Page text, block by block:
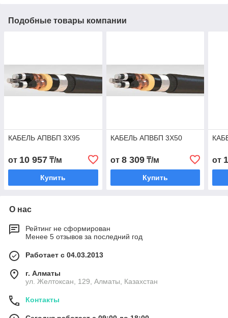
Подобные товары компании
КАБЕЛЬ АПВБП 3Х95
от 10 957 ₸/м
Купить
КАБЕЛЬ АПВБП 3Х50
от 8 309₸/м
Купить
от
О нас
Рейтинг не сформирован
Менее 5 отзывов за последний год
Работает с 04.03.2013
г. Алматы
ул. Желтоксан, 129, Алматы, Казахстан
Контакты